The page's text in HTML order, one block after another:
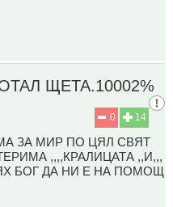
ЩЕТА.10002%
14
0
ЗА МИР ПО ЦЯЛ СВЯТ
,,,,КРАЛИЦАТА ,,И,,,
БОГ ДА НИ Е НА ПОМОЩ